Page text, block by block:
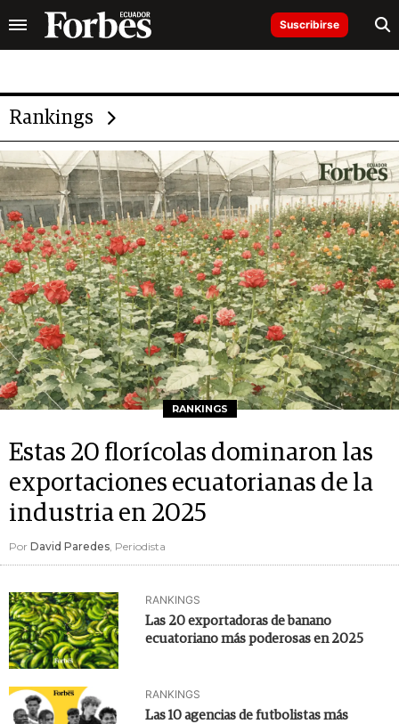
Suscribirse
Rankings
RANKINGS
Estas 20 florícolas dominaron las
exportaciones ecuatorianas de la
industria en 2025
Por David Paredes, Periodista
RANKINGS
Las 20 exportadoras de banano
ecuatoriano más poderosas en 2025
RANKINGS
Las 10 agencias de futbolistas más